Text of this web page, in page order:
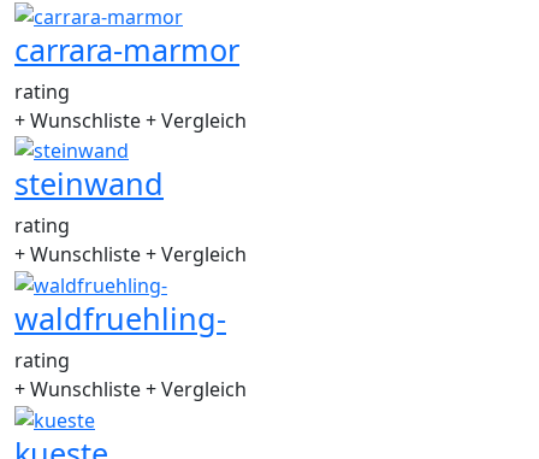
carrara-marmor
rating
+ Wunschliste+ Vergleich
steinwand
rating
+ Wunschliste+ Vergleich
waldfruehling-
rating
+ Wunschliste+ Vergleich